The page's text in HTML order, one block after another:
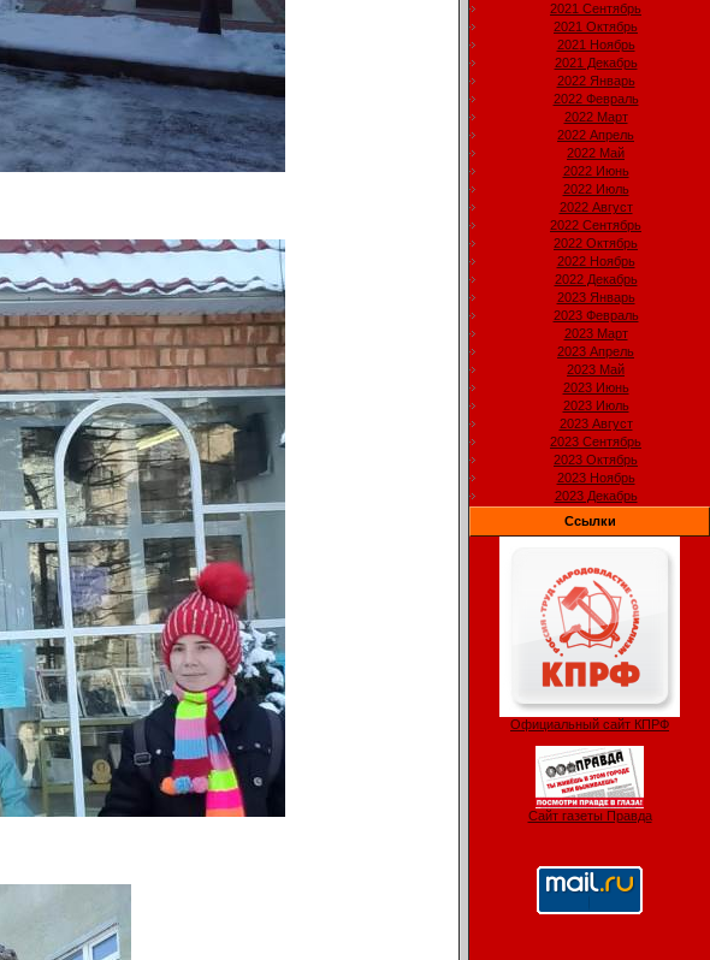
2021 Сентябрь
2021 Октябрь
2021 Ноябрь
2021 Декабрь
2022 Январь
2022 Февраль
2022 Март
2022 Апрель
2022 Май
2022 Июнь
2022 Июль
2022 Август
2022 Сентябрь
2022 Октябрь
2022 Ноябрь
2022 Декабрь
2023 Январь
2023 Февраль
2023 Март
2023 Апрель
2023 Май
2023 Июнь
2023 Июль
2023 Август
2023 Сентябрь
2023 Октябрь
2023 Ноябрь
2023 Декабрь
Ссылки
Официальный сайт КПРФ
Сайт газеты Правда